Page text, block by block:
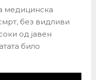
медицинска
без видливи
од јавен
било